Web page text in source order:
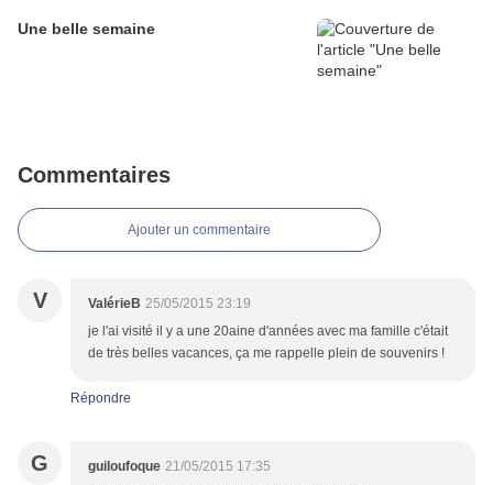
Une belle semaine
Commentaires
Ajouter un commentaire
V ValérieB 25/05/2015 23:19
je l'ai visité il y a une 20aine d'années avec ma famille c'était
de très belles vacances, ça me rappelle plein de souvenirs !
Répondre
G guiloufoque 21/05/2015 17:35